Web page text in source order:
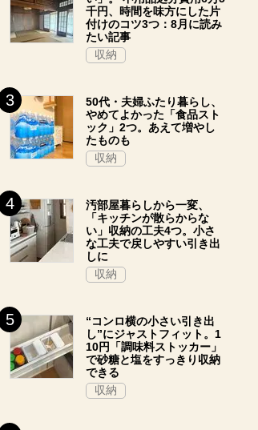
千円、時間を味方にした片
付けのコツ3つ：8月に読み
たい記事
収納
50代・夫婦ふたり暮らし、
やめてよかった「食品スト
ック」2つ。あえて増やし
たものも
収納
汚部屋暮らしから一変、
「キッチンが散らからな
い」収納の工夫4つ。小さ
な工夫で戻しやすい引き出
しに
収納
“コンロ横の小さい引き出
し”にジャストフィット。1
10円「調味料ストッカー」
で砂糖と塩をすっきり収納
できる
収納